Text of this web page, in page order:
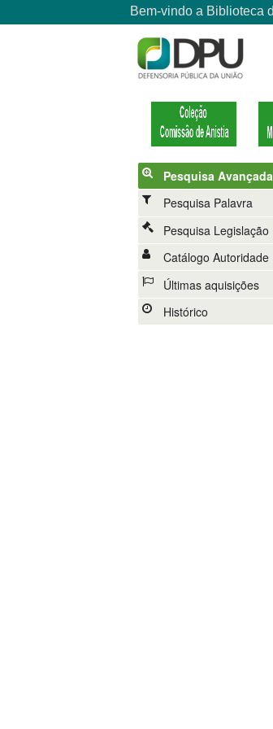
Pesquisa Avançada
Pesquisa Palavra
Pesquisa Legislação
Catálogo Autoridade
Últimas aquisições
Histórico